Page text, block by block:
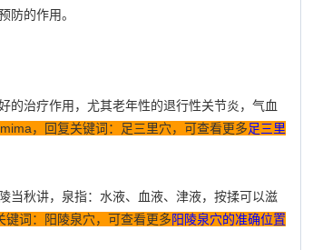
防的作用。
的治疗作用，尤其老年性的退行性关节炎，气血
，回复关键词：足三里穴，可查看更多足三里
当秋讲，泉指：水液、血液、津液，按揉可以滋
词：阳陵泉穴，可查看更多阳陵泉穴的准确位置